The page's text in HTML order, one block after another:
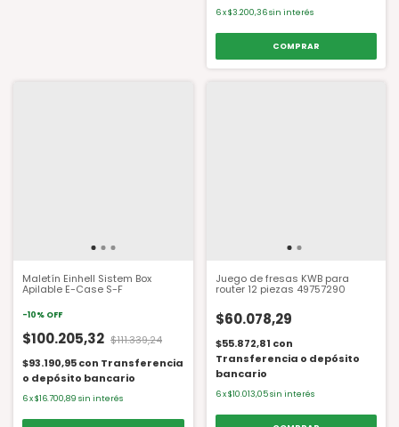
6 x$3.200,36 sin interés
Maletín Einhell Sistem Box
Apilable E-Case S-F
-10% OFF
$100.205,32 $111.339,24
$93.190,95con Transferencia
o depósito bancario
6x$16.700,89 sin interés
Juego de fresas KWB para
router 12 piezas 49757290
$60.078,29
$55.872,81 con
Transferencia o depósito
bancario
6 x$10.013,05 sin interés